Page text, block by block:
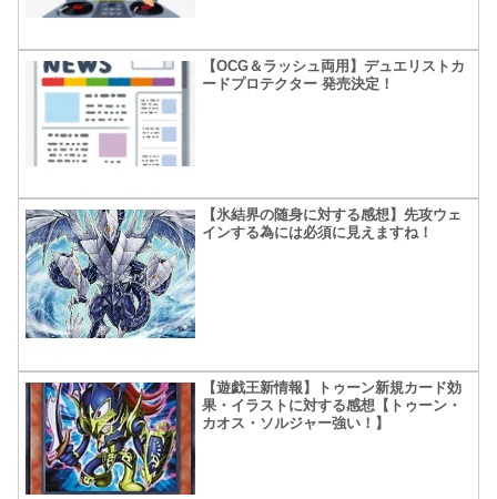
【OCG＆ラッシュ両用】デュエリストカ
ードプロテクター 発売決定！
【氷結界の随身に対する感想】先攻ウェ
インする為には必須に見えますね！
【遊戯王新情報】トゥーン新規カード効
果・イラストに対する感想【トゥーン・
カオス・ソルジャー強い！】